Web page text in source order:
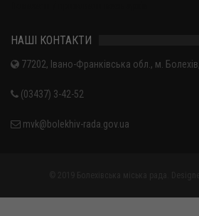
НАШІ КОНТАКТИ
77202, Івано-Франківська обл., м.
(03437) 3-42-52
mvk@bolekhiv-rada.gov.ua